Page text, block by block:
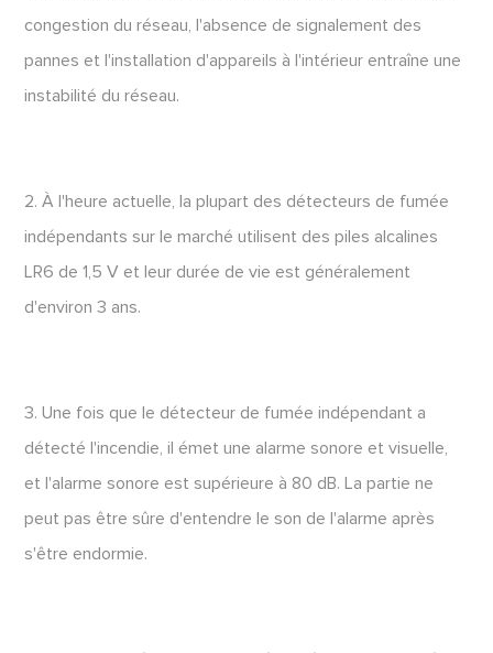
congestion du réseau, l'absence de signalement des
pannes et l'installation d'appareils à l'intérieur entraîne une
instabilité du réseau.
2. À l'heure actuelle, la plupart des détecteurs de fumée
indépendants sur le marché utilisent des piles alcalines
LR6 de 1,5 V et leur durée de vie est généralement
d'environ 3 ans.
3. Une fois que le détecteur de fumée indépendant a
détecté l'incendie, il émet une alarme sonore et visuelle,
et l'alarme sonore est supérieure à 80 dB. La partie ne
peut pas être sûre d'entendre le son de l'alarme après
s'être endormie.